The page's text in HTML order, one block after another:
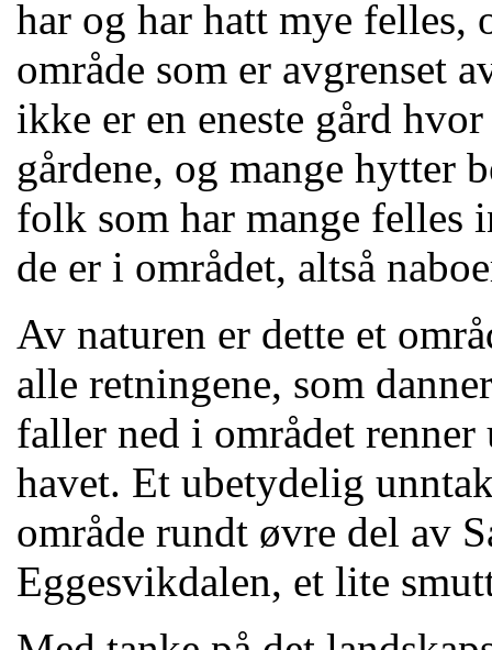
har og har hatt mye felles,
område som er avgrenset
ikke er en eneste gård
gårdene, og mange hytter
folk som har mange felles
de er i området, altså
Av naturen er dette et
alle retningene, som
faller ned i området
havet. Et ubetydelig
område rundt øvre del av
Eggesvikdalen, et lite